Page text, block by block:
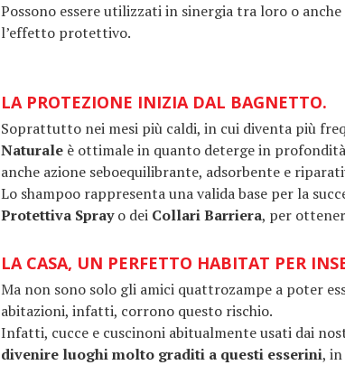
Possono essere utilizzati in sinergia tra loro o
l’effetto protettivo.
LA PROTEZIONE INIZIA DAL BAGNETTO.
Soprattutto nei mesi più caldi, in cui diventa più
Naturale è ottimale in quanto deterge in
anche azione seboequili­brante, adsorbente e
Lo shampoo rappresenta una valida base per la
Protettiva Sprayo dei Collari Barriera, per
LA CASA, UN PERFETTO HABITAT PER
Ma non sono solo gli amici quattrozampe a poter
abitazioni, infatti, corrono questo rischio.
Infatti, cucce e cuscinoni abitualmente usati dai
divenire luoghi molto graditi a questi esserini,